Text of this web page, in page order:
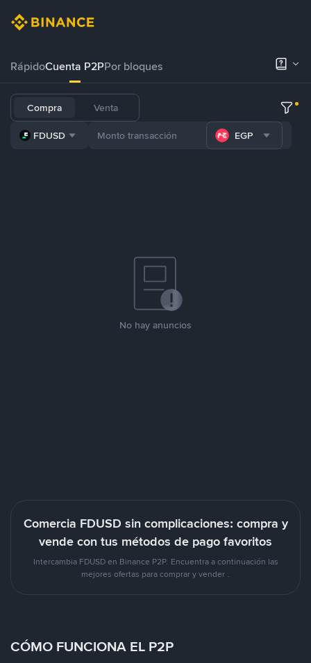
RápidoCuenta P2PPor bloques
Compra Venta
FDUSD EGP
No hay anuncios
Comercia FDUSD sin complicaciones: compra y
vende con tus métodos de pago favoritos
Intercambia FDUSD en Binance P2P. Encuentra a continuación las
mejores ofertas para comprar y vender .
CÓMO FUNCIONA EL P2P